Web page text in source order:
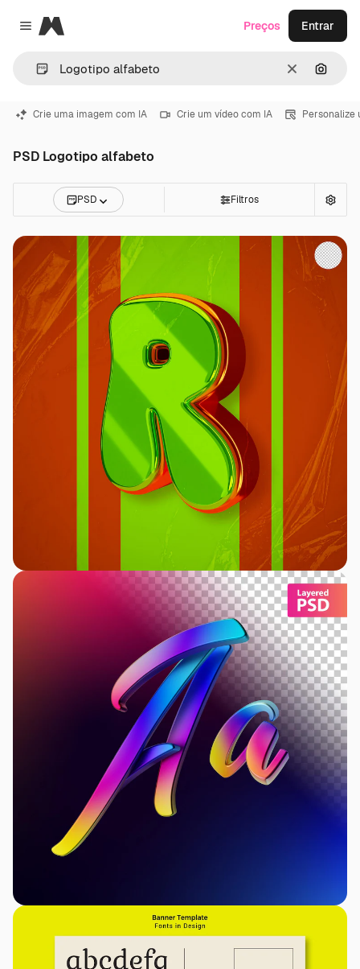
Close menu
Magnific
Limpar
Preços Entrar
Crie uma imagem com IA Crie um vídeo com IA Personalize
PSD Logotipo alfabeto
PSD Filtros